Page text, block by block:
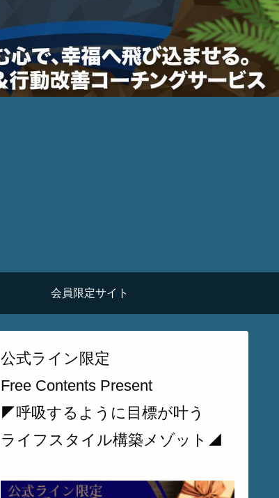
会員限定サイト
公式ライン限定
Free Contents Present
◤呼吸するように目標が叶う
ライフスタイル構築メゾット◢